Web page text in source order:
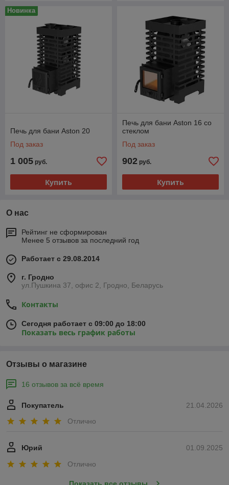
Новинка
Печь для бани Aston 20
Под заказ
1 005 руб.
Купить
Печь для бани Aston 16 со
стеклом
Под заказ
902 руб.
Купить
О нас
Рейтинг не сформирован
Менее 5 отзывов за последний год
Работает с 29.08.2014
г. Гродно
ул.Пушкина 37, офис 2, Гродно, Беларусь
Контакты
Сегодня работает с 09:00 до 18:00
Показать весь график работы
Отзывы о магазине
16 отзывов за всё время
21.04.2026
Покупатель
Отлично
01.09.2025
Юрий
Отлично
Показать все отзывы